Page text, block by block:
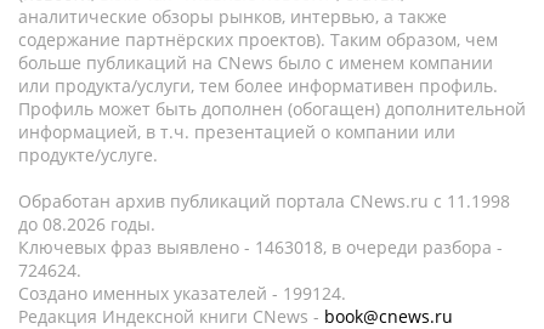
аналитические обзоры рынков, интервью, а также
содержание партнёрских проектов). Таким образом, чем
больше публикаций на CNews было с именем компании
или продукта/услуги, тем более информативен профиль.
Профиль может быть дополнен (обогащен) дополнительной
информацией, в т.ч. презентацией о компании или
продукте/услуге.
Обработан архив публикаций портала CNews.ru c 11.1998
до 08.2026 годы.
Ключевых фраз выявлено - 1463018, в очереди разбора -
724624.
Создано именных указателей - 199124.
Редакция Индексной книги CNews - book@cnews.ru